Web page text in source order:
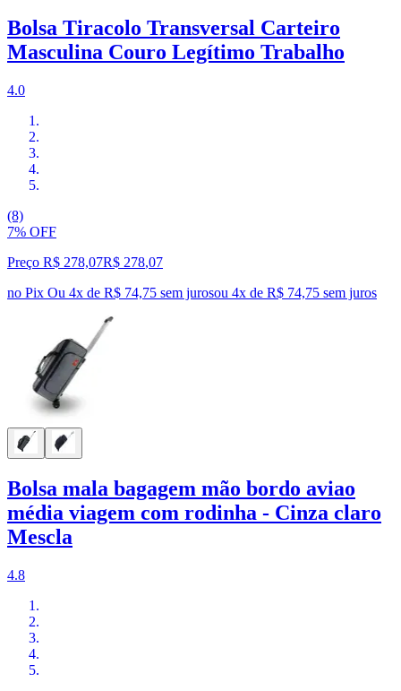
Bolsa Tiracolo Transversal Carteiro
Masculina Couro Legítimo Trabalho
4.0
(8)
7% OFF
Preço R$ 278,07R$ 278,07
no Pix Ou 4x de R$ 74,75 sem jurosou 4x de R$ 74,75 sem juros
Bolsa mala bagagem mão bordo aviao
média viagem com rodinha - Cinza claro
Mescla
4.8